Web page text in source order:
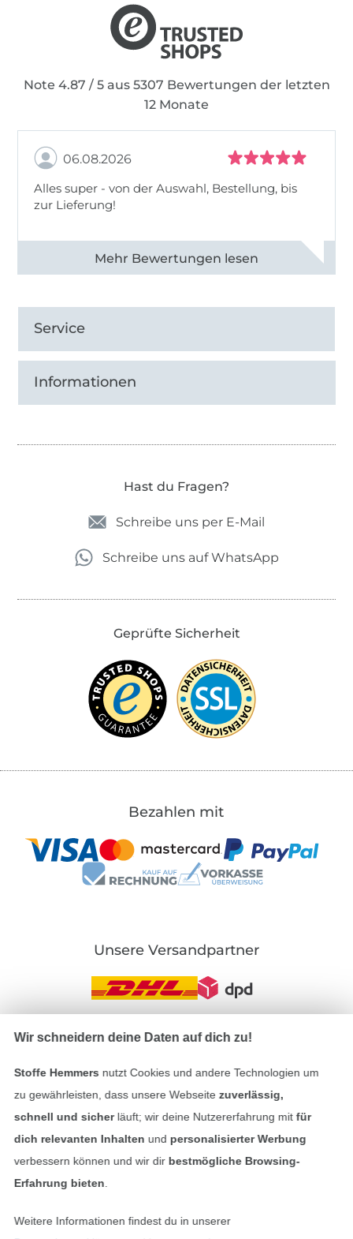
Note 4.87 / 5 aus 5307 Bewertungen der letzten
12 Monate
06.08.2026
Alles super - von der Auswahl, Bestellung, bis
zur Lieferung!
Alle 82968 Bewertungen ansehen
Service
Informationen
Hast du Fragen?
Schreibe uns per E-Mail
Schreibe uns auf WhatsApp
Geprüfte Sicherheit
Bezahlen mit
Unsere Versandpartner
Impressum
Datenschutz
Wir schneidern deine Daten auf dich zu!
Stoffe Hemmers nutzt Cookies und andere Technologien um
zu gewährleisten, dass unsere Webseite zuverlässig,
schnell und sicherläuft; wir deine Nutzererfahrung mitfür
dich relevanten Inhalten und personalisierter Werbung
verbessern können und wir dir bestmögliche Browsing-
Erfahrung bieten
Weitere Informationen findest du in unserer